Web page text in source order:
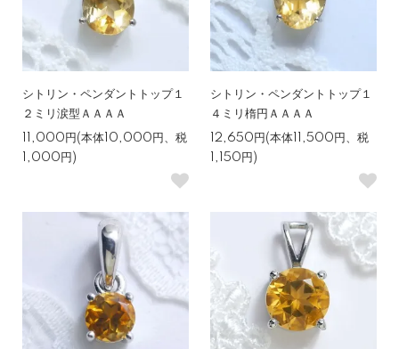
シトリン・ペンダントトップ１
２ミリ涙型ＡＡＡＡ
11,000円(本体10,000円、税
1,000円)
シトリン・ペンダントトップ１
４ミリ楕円ＡＡＡＡ
12,650円(本体11,500円、税
1,150円)